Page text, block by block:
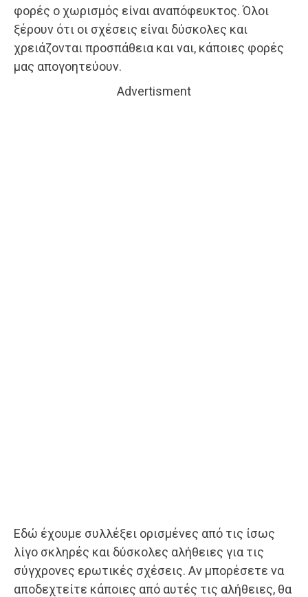
φορές ο χωρισμός είναι αναπόφευκτος. Όλοι
ξέρουν ότι οι σχέσεις είναι δύσκολες και
χρειάζονται προσπάθεια και ναι, κάποιες φορές
μας απογοητεύουν.
Advertisment
Εδώ έχουμε συλλέξει ορισμένες από τις ίσως
λίγο σκληρές και δύσκολες αλήθειες για τις
σύγχρονες ερωτικές σχέσεις. Αν μπορέσετε να
αποδεχτείτε κάποιες από αυτές τις αλήθειες, θα